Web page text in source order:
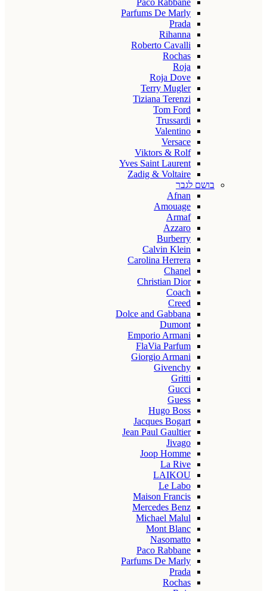
Paco Rabbane
Parfums De Marly
Prada
Rihanna
Roberto Cavalli
Rochas
Roja
Roja Dove
Terry Mugler
Tiziana Terenzi
Tom Ford
Trussardi
Valentino
Versace
Viktors & Rolf
Yves Saint Laurent
Zadig & Voltaire
בושם לגבר
Afnan
Amouage
Armaf
Azzaro
Burberry
Calvin Klein
Carolina Herrera
Chanel
Christian Dior
Coach
Creed
Dolce and Gabbana
Dumont
Emporio Armani
FlaVia Parfum
Giorgio Armani
Givenchy
Gritti
Gucci
Guess
Hugo Boss
Jacques Bogart
Jean Paul Gaultier
Jivago
Joop Homme
La Rive
LAIKOU
Le Labo
Maison Francis
Mercedes Benz
Michael Malul
Mont Blanc
Nasomatto
Paco Rabbane
Parfums De Marly
Prada
Rochas